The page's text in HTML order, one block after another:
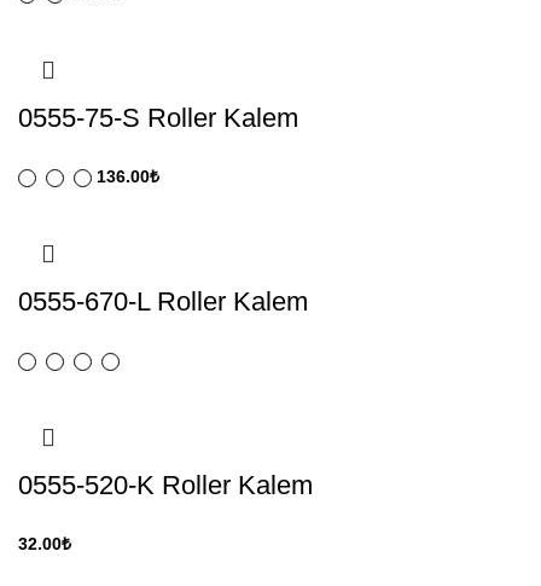
0555-75-S Roller Kalem
136.00₺
0555-670-L Roller Kalem
0555-520-K Roller Kalem
32.00₺